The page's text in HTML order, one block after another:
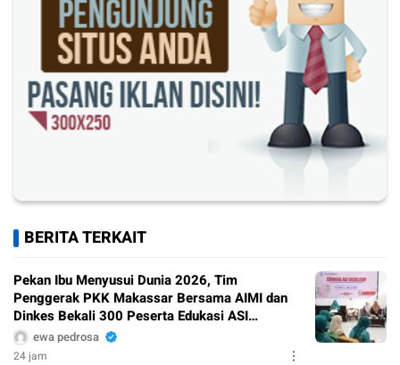
BERITA TERKAIT
Pekan Ibu Menyusui Dunia 2026, Tim
Penggerak PKK Makassar Bersama AIMI dan
Dinkes Bekali 300 Peserta Edukasi ASI
Eksklusif
ewa pedrosa
24 jam